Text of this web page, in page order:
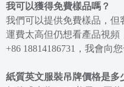
我可以獲得免費樣品嗎？
我們可以提供免費樣品，但
運費太高但仍想看產品視頻
+86 18814186731，我會向
紙質英文服裝吊牌價格是多